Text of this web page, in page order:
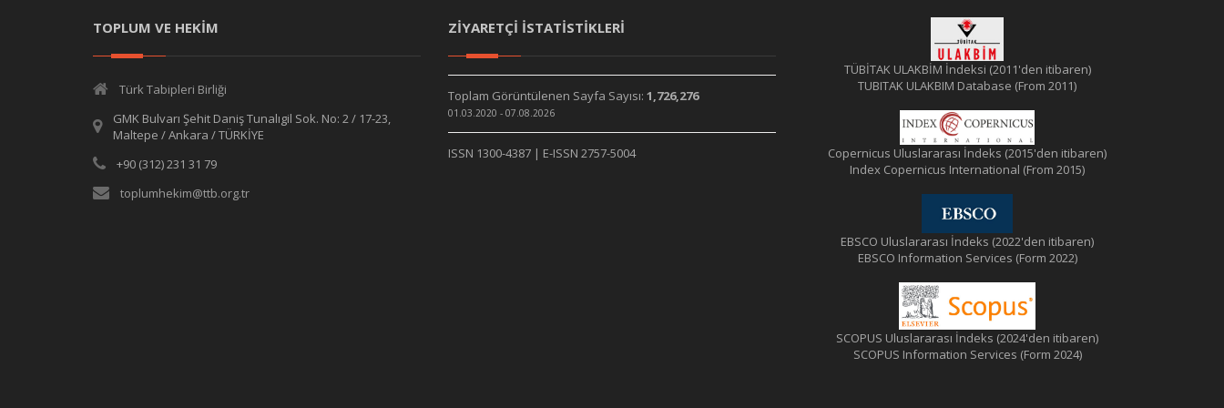
TOPLUM VE HEKİM
Türk Tabipleri Birliği
GMK Bulvarı Şehit Daniş Tunalıgil Sok. No: 2 / 17-23,
Maltepe / Ankara / TÜRKİYE
+90 (312) 231 31 79
toplumhekim@ttb.org.tr
ZİYARETÇİ İSTATİSTİKLERİ
Toplam Görüntülenen Sayfa Sayısı: 1,726,276
01.03.2020 - 07.08.2026
ISSN 1300-4387 | E-ISSN 2757-5004
TÜBİTAK ULAKBİM İndeksi (2011'den itibaren)
TUBITAK ULAKBIM Database (From 2011)
Copernicus Uluslararası İndeks (2015'den itibaren)
Index Copernicus International (From 2015)
EBSCO Uluslararası İndeks (2022'den itibaren)
EBSCO Information Services (Form 2022)
SCOPUS Uluslararası İndeks (2024'den itibaren)
SCOPUS Information Services (Form 2024)